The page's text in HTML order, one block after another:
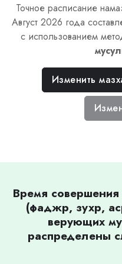
Точное расписание
Август 2026 года
с использованием
Изменить
Время
(фаджр, зухр,
верующих
распределены